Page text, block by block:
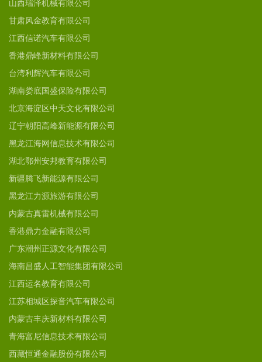
山西瑞泽机械有限公司
甘肃风金教育有限公司
江西信诺汽车有限公司
香港鼎峰新材料有限公司
台湾利辉汽车有限公司
湖南娄底国盛保险有限公司
北京海淀区中天文化有限公司
辽宁朝阳高峰新能源有限公司
黑龙江海网信息技术有限公司
湖北鄂州安邦教育有限公司
新疆腾飞新能源有限公司
黑龙江力源旅游有限公司
内蒙古真雷机械有限公司
香港鼎力金融有限公司
广东潮州正源文化有限公司
海南昌盛人工智能集团有限公司
江西运名教育有限公司
江苏相城区探音汽车有限公司
内蒙古丰庆新材料有限公司
青海富尼信息技术有限公司
西藏恒通金融股份有限公司